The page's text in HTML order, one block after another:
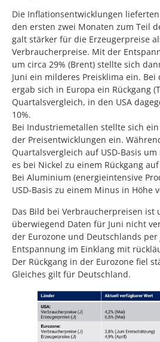
Die Inflationsentwicklungen
den ersten zwei Monaten zum Teil
galt stärker für die Erzeugerpreise
Verbraucherpreise. Mit der
um circa 29% (Brent) stellte sich
Juni ein milderes Preisklima ein. Bei
ergab sich in Europa ein Rückgang
Quartalsvergleich, in den USA
10%.
Bei Industriemetallen stellte sich
der Preisentwicklungen ein.
Quartalsvergleich auf USD-Basis
es bei Nickel zu einem Rückgang
Bei Aluminium (energieintensive
USD-Basis zu einem Minus in Höhe
Das Bild bei Verbraucherpreisen ist
überwiegend Daten für Juni nicht
der Eurozone und Deutschlands
Entspannung im Einklang mit
Der Rückgang in der Eurozone fiel
Gleiches gilt für Deutschland.